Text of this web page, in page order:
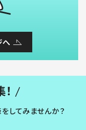
してみませんか？